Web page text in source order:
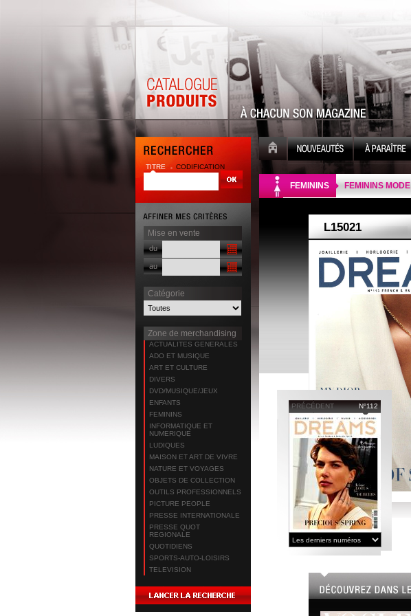
TITRE CODIFICATION
Mise en vente
du
au
Catégorie
Zone de merchandising
ACTUALITES GENERALES
ADO ET MUSIQUE
ART ET CULTURE
DIVERS
DVD/MUSIQUE/JEUX
ENFANTS
FEMININS
INFORMATIQUE ET
NUMERIQUE
LUDIQUES
MAISON ET ART DE VIVRE
NATURE ET VOYAGES
OBJETS DE COLLECTION
OUTILS PROFESSIONNELS
PICTURE PEOPLE
PRESSE INTERNATIONALE
PRESSE QUOT
REGIONALE
QUOTIDIENS
SPORTS-AUTO-LOISIRS
TELEVISION
FEMININS FEMININS MODE
PRÉCÉDENT N°112